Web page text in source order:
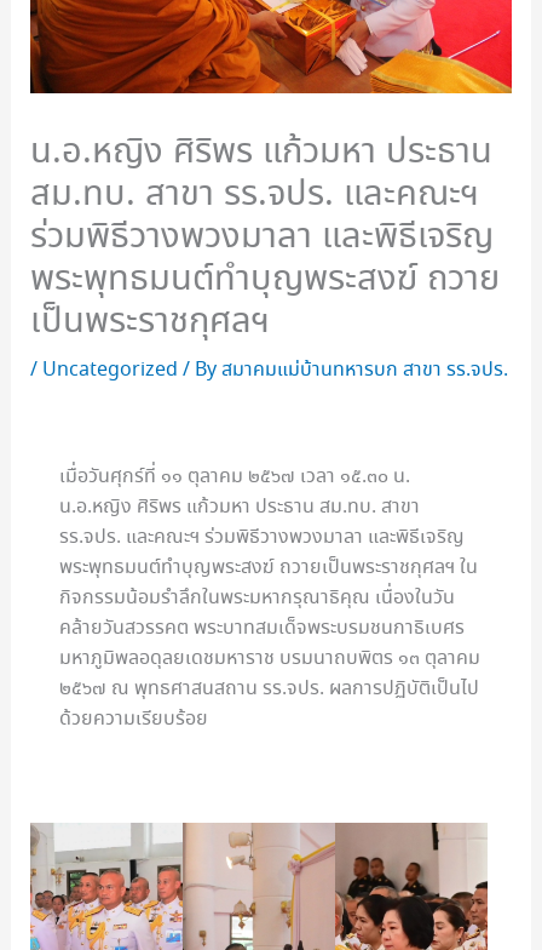
น.อ.หญิง ศิริพร แก้วมหา ประธาน
สม.ทบ. สาขา รร.จปร. และคณะฯ
ร่วมพิธีวางพวงมาลา และพิธีเจริญ
พระพุทธมนต์ทำบุญพระสงฆ์ ถวาย
เป็นพระราชกุศลฯ
/ Uncategorized / Byสมาคมแม่บ้านทหารบก สาขา รร.จปร.
เมื่อวันศุกร์ที่ ๑๑ ตุลาคม ๒๕๖๗ เวลา ๑๕.๓๐ น.
น.อ.หญิง ศิริพร แก้วมหา ประธาน สม.ทบ. สาขา
รร.จปร. และคณะฯ ร่วมพิธีวางพวงมาลา และพิธีเจริญ
พระพุทธมนต์ทำบุญพระสงฆ์ ถวายเป็นพระราชกุศลฯ ใน
กิจกรรมน้อมรำลึกในพระมหากรุณาธิคุณ เนื่องในวัน
คล้ายวันสวรรคต พระบาทสมเด็จพระบรมชนกาธิเบศร
มหาภูมิพลอดุลยเดชมหาราช บรมนาถบพิตร ๑๓ ตุลาคม
๒๕๖๗ ณ พุทธศาสนสถาน รร.จปร. ผลการปฏิบัติเป็นไป
ด้วยความเรียบร้อย